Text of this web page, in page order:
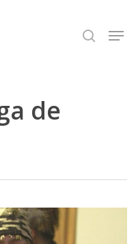
search
de
Close